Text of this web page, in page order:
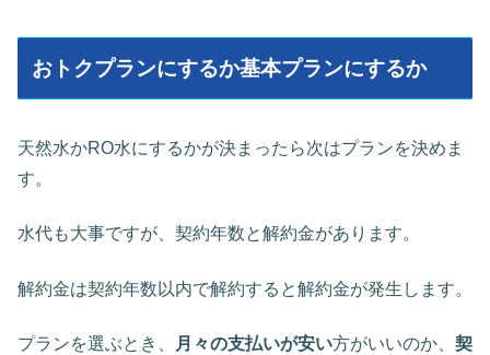
おトクプランにするか基本プランにするか
天然水かRO水にするかが決まったら次はプランを決めま
す。
水代も大事ですが、契約年数と解約金があります。
解約金は契約年数以内で解約すると解約金が発生します。
プランを選ぶとき、 月々の支払いが安い方がいいのか、 契